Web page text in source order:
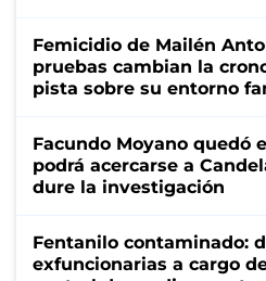
Femicidio de Mailén
pruebas cambian la
pista sobre su entorno
Facundo Moyano quedó
podrá acercarse a
dure la investigación
Fentanilo contaminado:
exfuncionarias a cargo